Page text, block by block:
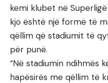
kemi klubet në
kjo është një formë të
qëllim që stadiumit të
për punë.
“Në stadiumin ndihmës
hapësirës me qëllim të